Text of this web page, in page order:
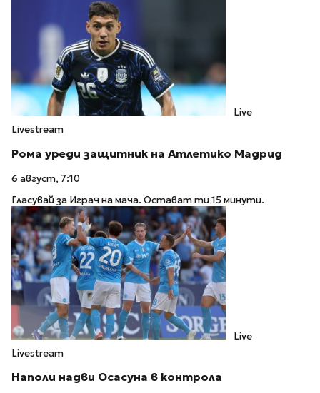
Live
Livestream
Рома уреди защитник на Атлетико Мадрид
6 август, 7:10
Гласувай за Играч на мача. Остават ти 15 минути.
Live
Livestream
Наполи надви Осасуна в контрола